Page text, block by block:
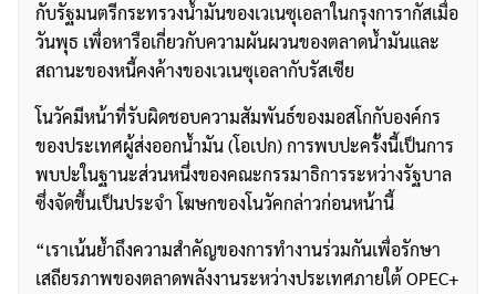
กับรัฐมนตรีกระทรวงน้ำมันของเวเนซุเอลาในกรุงการากัสเมื่อ
วันพุธ เพื่อหารือเกี่ยวกับความผันผวนของตลาดน้ำมันและ
สถานะของหนี้คงค้างของเวเนซุเอลากับรัสเซีย
โนวัคมีหน้าที่รับผิดชอบความสัมพันธ์ของมอสโกกับองค์กร
ของประเทศผู้ส่งออกน้ำมัน (โอเปก) การพบปะครั้งนี้เป็นการ
พบปะในฐานะส่วนหนึ่งของคณะกรรมาธิการระหว่างรัฐบาล
ซึ่งจัดขึ้นเป็นประจำ โฆษกของโนวัคกล่าวก่อนหน้านี้
“เราเน้นย้ำถึงความสำคัญของการทำงานร่วมกันเพื่อรักษา
เสถียรภาพของตลาดพลังงานระหว่างประเทศภายใต้ OPEC+